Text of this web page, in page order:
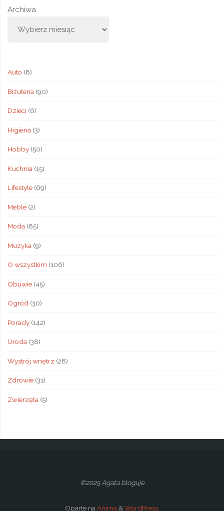
Archiwa
Auto (8)
Biżuteria (90)
Dzieci (6)
Higiena (3)
Hobby(50)
Kuchnia (15)
Lifestyle(69)
Meble(2)
Moda(85)
Muzyka (9)
O wszystkim (106)
Obuwie(45)
Ogród(30)
Porady(142)
Uroda(38)
Wystrój wnętrz (28)
Zdrowie(31)
Zwierzęta (5)
©2025 Agata bloguje
Oparte na Anima & WordPress.